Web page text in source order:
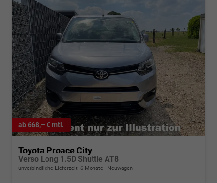
ab 668,– € mtl.
Toyota Proace City
Verso Long 1.5D Shuttle AT8
unverbindliche Lieferzeit: 6 Monate Neuwagen